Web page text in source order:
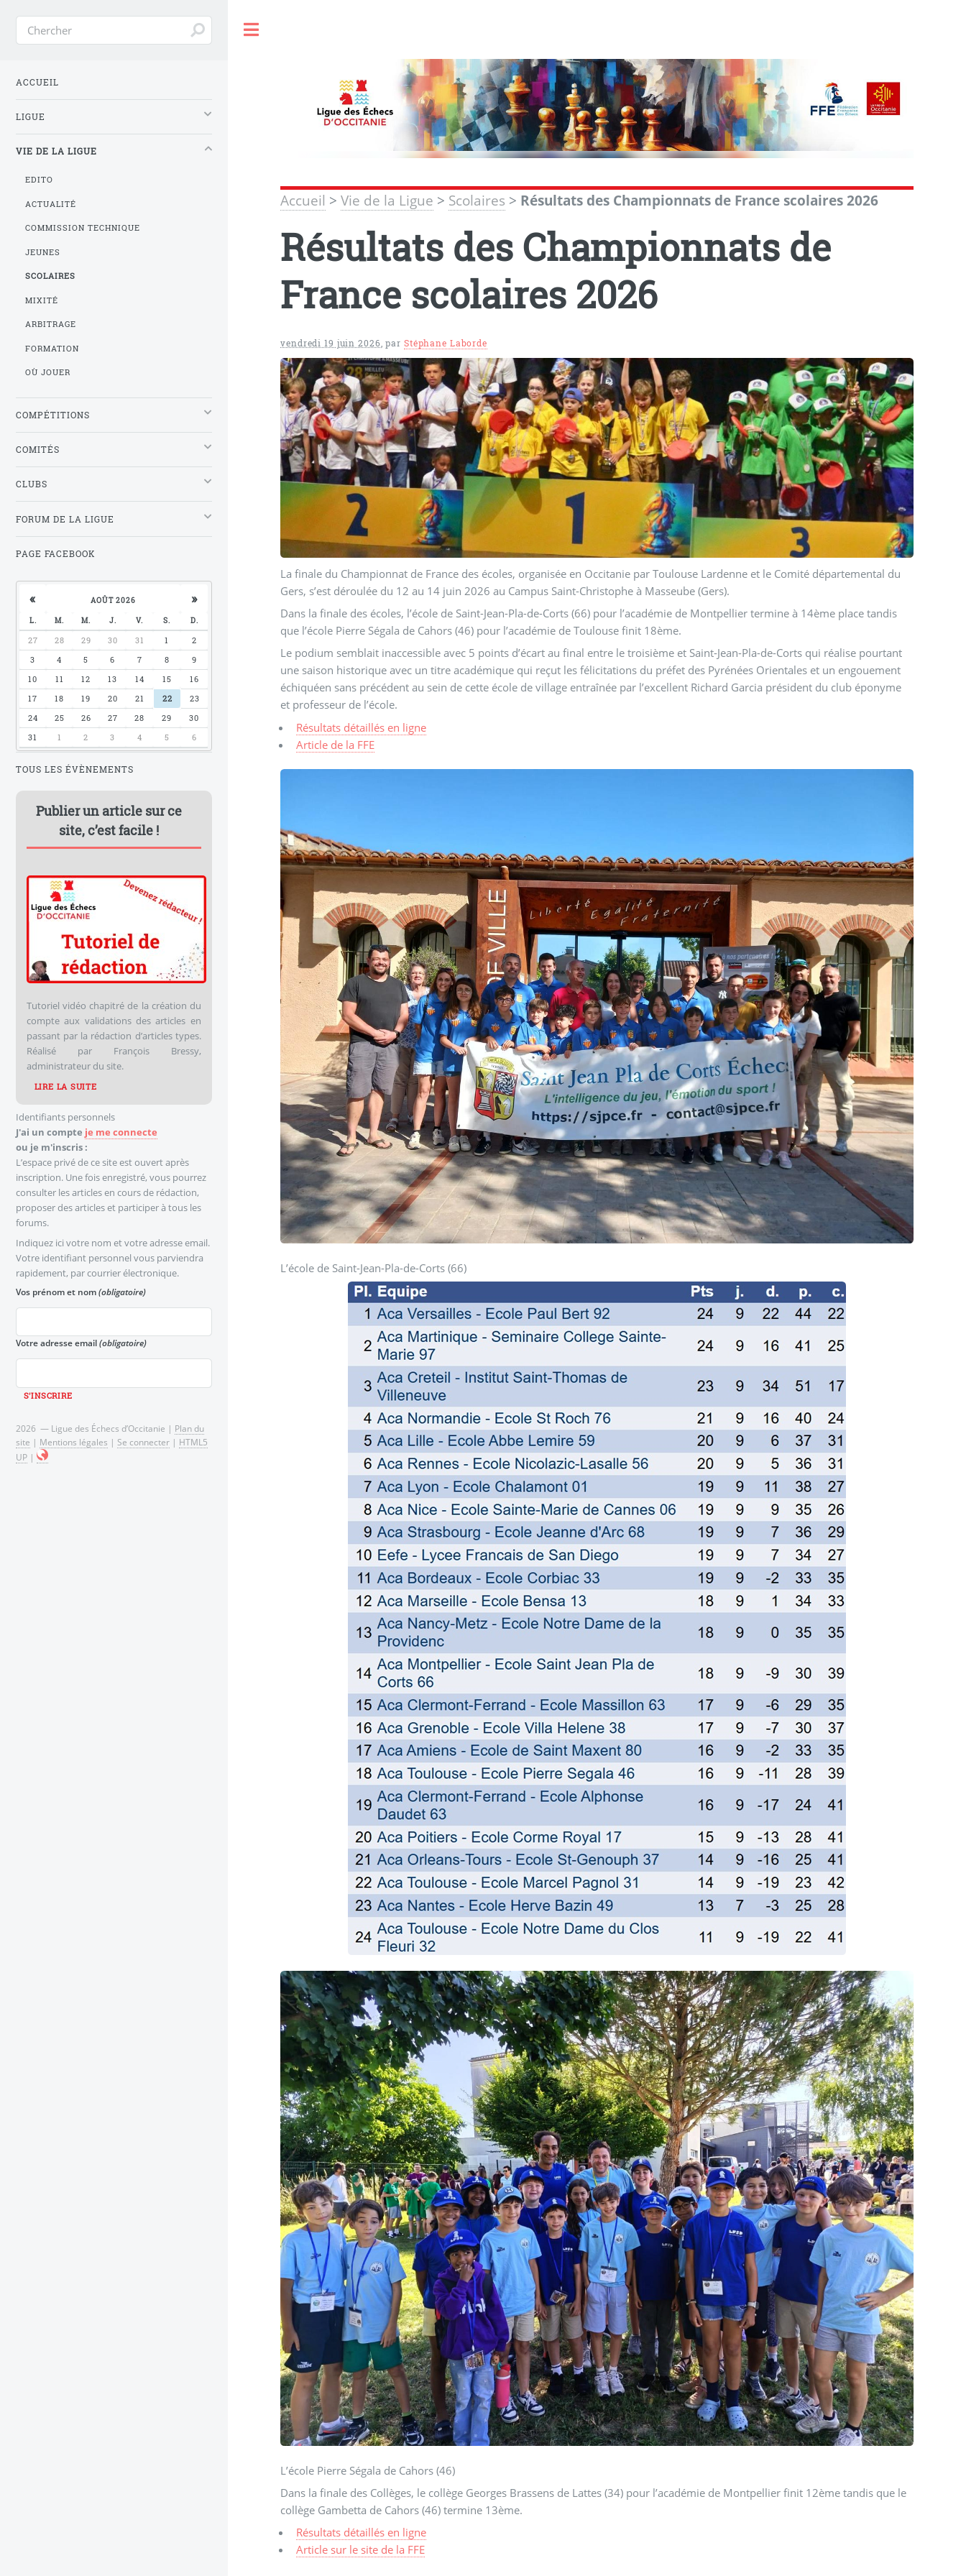
Accueil >Vie de la Ligue > Scolaires > Résultats des Championnats de France scolaires 2026
Résultats des Championnats de
France scolaires 2026
vendredi 19 juin 2026 ,par Stéphane Laborde
La finale du Championnat de France des écoles, organisée en Occitanie par Toulouse Lardenne et le Comité départemental du
Gers, s’est déroulée du 12 au 14 juin 2026 au Campus Saint-Christophe à Masseube (Gers).
Dans la finale des écoles, l’école de Saint-Jean-Pla-de-Corts (66) pour l’académie de Montpellier termine à 14ème place tandis
que l’école Pierre Ségala de Cahors (46) pour l’académie de Toulouse finit 18ème.
Le podium semblait inaccessible avec 5 points d’écart au final entre le troisième et Saint-Jean-Pla-de-Corts qui réalise pourtant
une saison historique avec un titre académique qui reçut les félicitations du préfet des Pyrénées Orientales et un engouement
échiquéen sans précédent au sein de cette école de village entraînée par l’excellent Richard Garcia président du club éponyme
et professeur de l’école.
Résultats détaillés en ligne
Article de la FFE
L’école de Saint-Jean-Pla-de-Corts (66)
L’école Pierre Ségala de Cahors (46)
Dans la finale des Collèges, le collège Georges Brassens de Lattes (34) pour l’académie de Montpellier finit 12ème tandis que le
collège Gambetta de Cahors (46) termine 13ème.
Résultats détaillés en ligne
Article sur le site de la FFE
ACCUEIL
LIGUE
VIE DE LA LIGUE
EDITO
ACTUALITÉ
COMMISSION TECHNIQUE
JEUNES
SCOLAIRES
MIXITÉ
ARBITRAGE
FORMATION
OÙ JOUER
COMPÉTITIONS
COMITÉS
CLUBS
FORUM DE LA LIGUE
PAGE FACEBOOK
« AOÛT 2026 »
L. M. M. J. V. S. D.
27 28 29 30 31 1
2
3
4 5 6 7 8
9
10
11 12 13 14 15
16
17
18 19 20 21 22
23
24
25 26 27 28 29
30
31
1 2 3 4 5 6
TOUS LES ÉVÈNEMENTS
Publier un article sur ce
site, c’est facile !
Tutoriel vidéo chapitré de la création du
compte aux validations des articles en
passant par la rédaction d’articles types.
Réalisé par François Bressy,
administrateur du site.
LIRE LA SUITE
J'ai un compte je me connecte
ou je m'inscris :
L’espace privé de ce site est ouvert après
inscription. Une fois enregistré, vous pourrez
consulter les articles en cours de rédaction,
proposer des articles et participer à tous les
forums.
Identifiants personnels
Indiquez ici votre nom et votre adresse email.
Votre identifiant personnel vous parviendra
rapidement, par courrier électronique.
Vos prénom et nom(obligatoire)
Votre adresse email(obligatoire)
2026 — Ligue des Échecs d’Occitanie | Plan du
site | Mentions légales | Se connecter | HTML5
UP |